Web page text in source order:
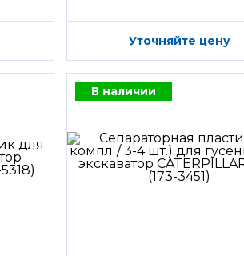
Уточняйте цену
В наличии